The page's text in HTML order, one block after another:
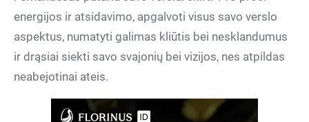
energijos ir atsidavimo, apgalvoti visus savo verslo
aspektus, numatyti galimas kliūtis bei nesklandumus
ir drąsiai siekti savo svajonių bei vizijos, nes atpildas
neabejotinai ateis.